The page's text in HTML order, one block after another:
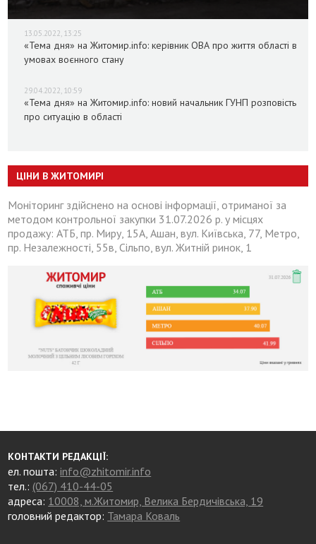
13.05.2022, 13:25
«Тема дня» на Житомир.info: керівник ОВА про життя області в
умовах воєнного стану
29.04.2022, 10:59
«Тема дня» на Житомир.info: новий начальник ГУНП розповість
про ситуацію в області
ЦІНИ В ЖИТОМИРІ
Моніторинг здійснено на основі інформації, отриманої за
методом контрольної закупки 31.07.2026 р. у місцях
продажу: АТБ, пр. Миру, 15А, Ашан, вул. Київська, 77, Метро,
пр. Незалежності, 55в, Сільпо, вул. Житній ринок, 1
КОНТАКТИ РЕДАКЦІЇ:
ел. пошта:info@zhitomir.info
тел.: (067) 410-44-05
адреса: 10008, м.Житомир, Велика Бердичівська, 19
головний редактор: Тамара Коваль